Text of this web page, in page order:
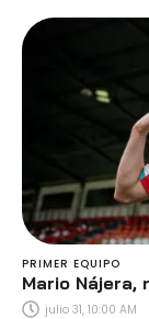
PRIMER EQUIPO
Mario Nájera,
julio 31, 10:00 AM